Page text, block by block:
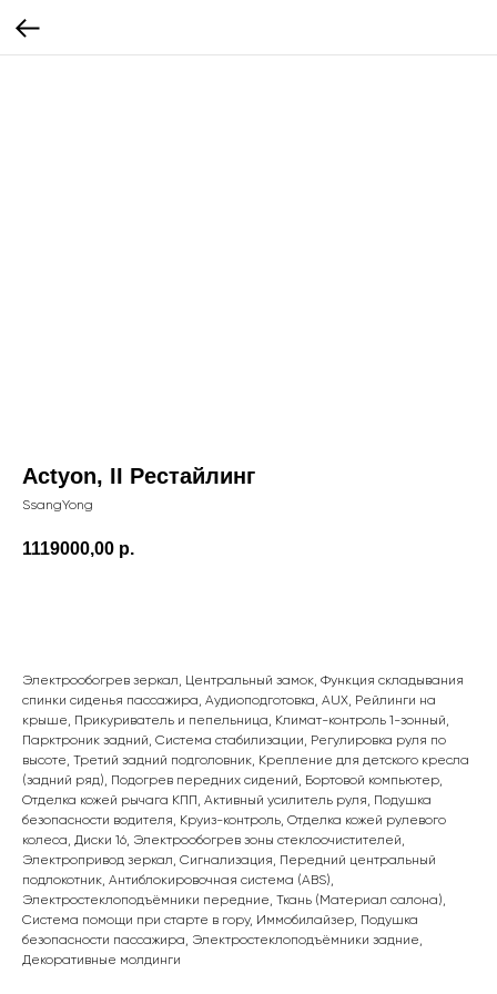
Actyon, II Рестайлинг
SsangYong
1119000,00 р.
Электрообогрев зеркал, Центральный замок, Функция складывания
спинки сиденья пассажира, Аудиоподготовка, AUX, Рейлинги на
крыше, Прикуриватель и пепельница, Климат-контроль 1-зонный,
Парктроник задний, Система стабилизации, Регулировка руля по
высоте, Третий задний подголовник, Крепление для детского кресла
(задний ряд), Подогрев передних сидений, Бортовой компьютер,
Отделка кожей рычага КПП, Активный усилитель руля, Подушка
безопасности водителя, Круиз-контроль, Отделка кожей рулевого
колеса, Диски 16, Электрообогрев зоны стеклоочистителей,
Электропривод зеркал, Сигнализация, Передний центральный
подлокотник, Антиблокировочная система (ABS),
Электростеклоподъёмники передние, Ткань (Материал салона),
Система помощи при старте в гору, Иммобилайзер, Подушка
безопасности пассажира, Электростеклоподъёмники задние,
Декоративные молдинги